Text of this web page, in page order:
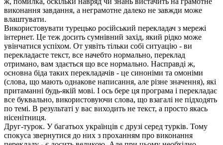
виконання завдання, а неграмотне далеко не завжди може
влаштувати.
Використовувати турецько російський перекладач з мережі
інтернет. Це теж досить сумнівний захід, який рідко може
увінчатися успіхом. От уявіть тільки собі ситуацію - ви
перекладаєте текст, все начебто нормально, переклад
отримано, вам здається що все нормально. Насправді ж,
основна біда таких перекладачів - це синоніми та омоніми
(слова, що мають однакове написання, але різне значення), які
притаманні будь-якій мові. І ось бере ця програма і перекладає
все буквально, використовуючи слова, що взагалі не підходять
по темі. В результаті у вас виходить не текст, а просто якась
нісенітниця.
Друг-турок. У багатьох українців є друзі серед турків. Тому
спокуса звернутися до них з проханням про виконання